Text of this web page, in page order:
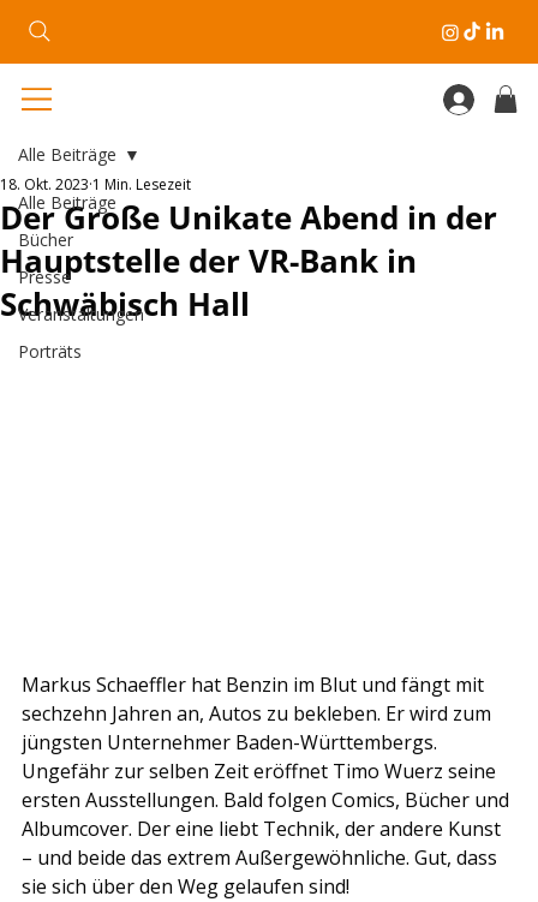
Alle Beiträge
Bücher
Presse
Veranstaltungen
Porträts
Alle Beiträge
Der Große Unikate Abend in der
Hauptstelle der VR-Bank in
Schwäbisch Hall
18. Okt. 2023 1 Min. Lesezeit
Markus Schaeffler hat Benzin im Blut und fängt mit
sechzehn Jahren an, Autos zu bekleben. Er wird zum
jüngsten Unternehmer Baden-Württembergs.
Ungefähr zur selben Zeit eröffnet Timo Wuerz seine
ersten Ausstellungen. Bald folgen Comics, Bücher und
Albumcover. Der eine liebt Technik, der andere Kunst
– und beide das extrem Außergewöhnliche. Gut, dass
sie sich über den Weg gelaufen sind!